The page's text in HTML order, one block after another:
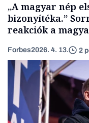
„A magyar nép
bizonyítéka.”
reakciók a
Forbes2026. 4. 13. 2